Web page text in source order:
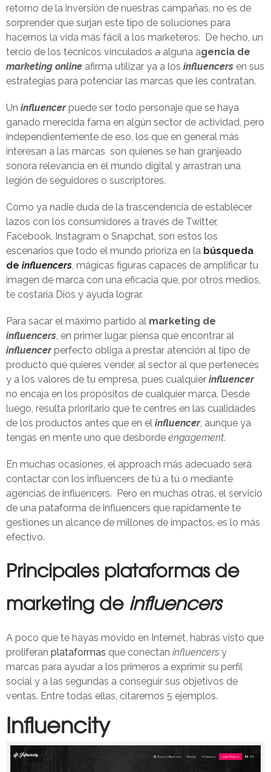
retorno de la inversión de nuestras campañas, no es de
sorprender que surjan este tipo de soluciones para
hacernos la vida más fácil a los marketeros. De hecho, un
tercio de los técnicos vinculados a alguna agencia de
marketing online afirma utilizar ya a los influencers en sus
estrategias para potenciar las marcas que les contratan.
Un influencerpuede ser todo personaje que se haya
ganado merecida fama en algún sector de actividad, pero
independientemente de eso, los que en general más
interesan a las marcas son quienes se han granjeado
sonora relevancia en el mundo digital y arrastran una
legión de seguidores o suscriptores.
Como ya nadie duda de la trascendencia de establecer
lazos con los consumidores a través de Twitter,
Facebook, Instagram o Snapchat, son estos los
escenarios que todo el mundo prioriza en la búsqueda
de influencers, mágicas figuras capaces de amplificar tu
imagen de marca con una eficacia que, por otros medios,
te costaría Dios y ayuda lograr.
Para sacar el máximo partido al marketing de
influencers, en primer lugar, piensa que encontrar al
influencerperfecto obliga a prestar atención al tipo de
producto que quieres vender, al sector al que perteneces
y a los valores de tu empresa, pues cualquier influencer
no encaja en los propósitos de cualquier marca. Desde
luego, resulta prioritario que te centres en las cualidades
de los productos antes que en el influencer, aunque ya
tengas en mente uno que desborde engagement.
En muchas ocasiones, el approach más adecuado será
contactar con los influencers de tú a tú o mediante
agencias de influencers. Pero en muchas otras, el servicio
de una pataforma de influencers que rapidamente te
gestiones un alcance de millones de impactos, es lo más
efectivo.
Principales plataformas de
marketing de influencers
A poco que te hayas movido en Internet, habrás visto que
proliferan plataformas que conectan influencers y
marcas para ayudar a los primeros a exprimir su perfil
social y a las segundas a conseguir sus objetivos de
ventas. Entre todas ellas, citaremos 5 ejemplos.
Influencity